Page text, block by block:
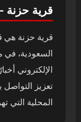
قرية
قرية حزنة هي
السعودية،
الإلكتروني
تعزيز
المحلية التي